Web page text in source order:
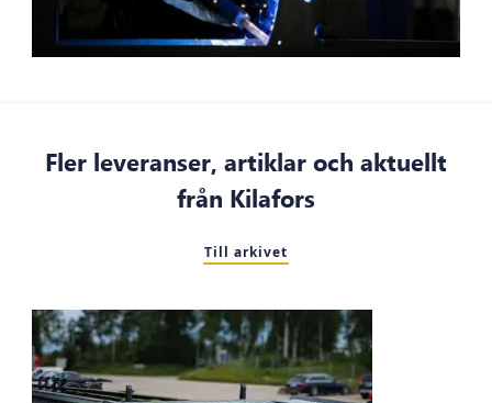
Fler leveranser, artiklar och aktuellt
från Kilafors
Till arkivet